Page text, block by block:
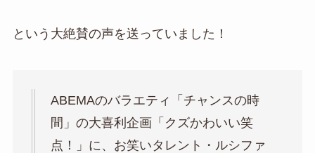
という大絶賛の声を送っていました！
ABEMAのバラエティ「チャンスの時
間」の大喜利企画「クズかわいい笑
点！」に、お笑いタレント・ルシファ